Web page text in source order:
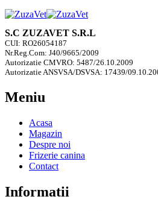
S.C ZUZAVET S.R.L
CUI: RO26054187
Nr.Reg.Com: J40/9665/2009
Autorizatie CMVRO: 5487/26.10.2009
Autorizatie ANSVSA/DSVSA: 17439/
Meniu
Acasa
Magazin
Despre noi
Frizerie canina
Contact
Informatii